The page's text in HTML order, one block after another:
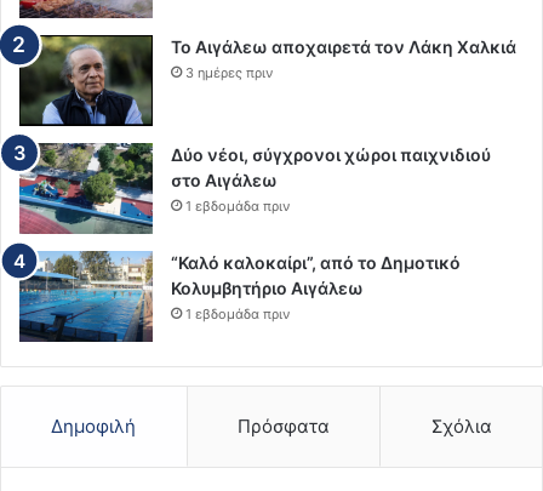
Το Αιγάλεω αποχαιρετά τον Λάκη Χαλκιά
3 ημέρες πριν
Δύο νέοι, σύγχρονοι χώροι παιχνιδιού
στο Αιγάλεω
1 εβδομάδα πριν
“Καλό καλοκαίρι”, από το Δημοτικό
Κολυμβητήριο Αιγάλεω
1 εβδομάδα πριν
Δημοφιλή Πρόσφατα Σχόλια